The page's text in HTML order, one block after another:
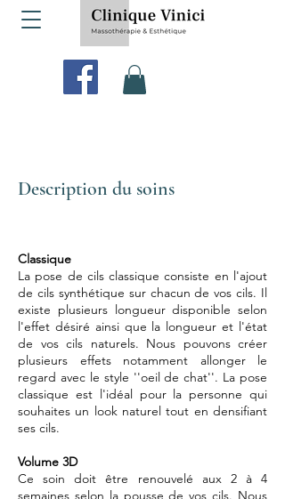
Description du soins
Classique
La pose de cils classique consiste en l'ajout
de cils synthétique sur chacun de vos cils. Il
existe plusieurs longueur disponible selon
l'effet désiré ainsi que la longueur et l'état
de vos cils naturels. Nous pouvons créer
plusieurs effets notamment allonger le
regard avec le style ''oeil de chat''. La pose
classique est l'idéal pour la personne qui
souhaites un look naturel tout en densifiant
ses cils.
Volume 3D
Ce soin doit être renouvelé aux 2 à 4
semaines selon la pousse de vos cils. Nous